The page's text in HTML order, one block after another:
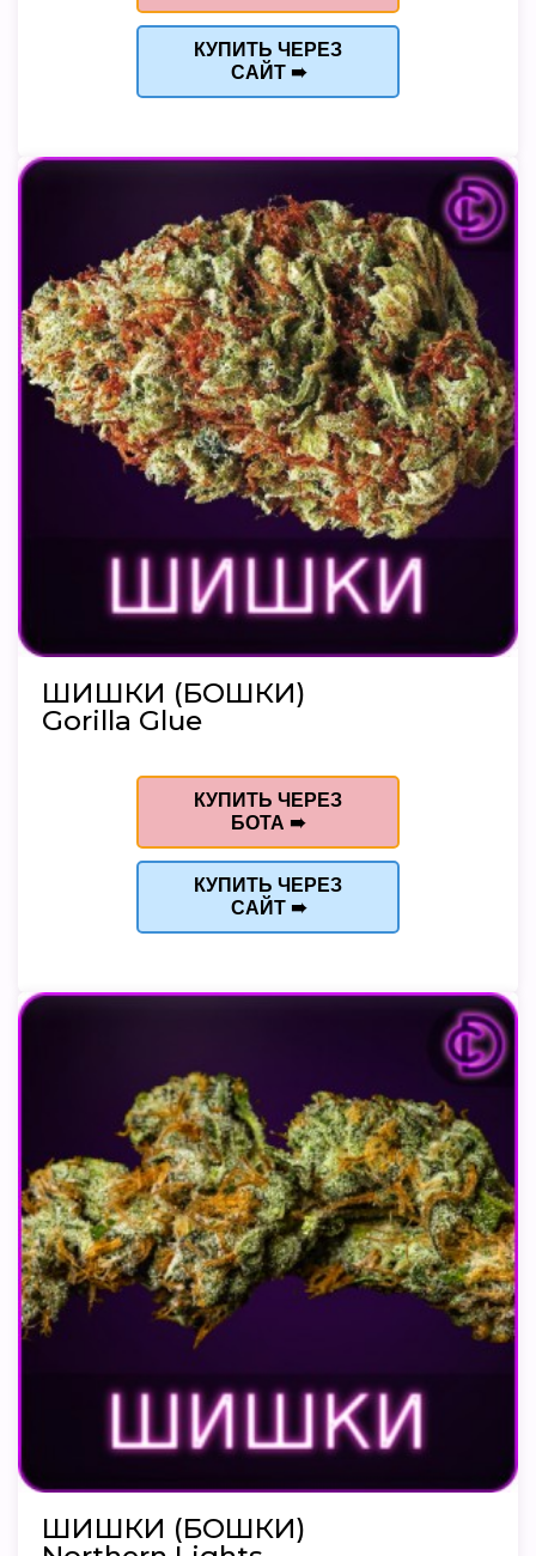
КУПИТЬ ЧЕРЕЗ
САЙТ ➠
ШИШКИ (БОШКИ)
Gorilla Glue
КУПИТЬ ЧЕРЕЗ
БОТА ➠
КУПИТЬ ЧЕРЕЗ
САЙТ ➠
ШИШКИ (БОШКИ)